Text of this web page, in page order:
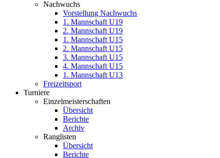
Nachwuchs
Vorstellung Nachwuchs
1. Mannschaft U19
2. Mannschaft U19
1. Mannschaft U15
2. Mannschaft U15
3. Mannschaft U15
4. Mannschaft U15
1. Mannschaft U13
Freizeitsport
Turniere
Einzelmeisterschaften
Übersicht
Berichte
Archiv
Ranglisten
Übersicht
Berichte